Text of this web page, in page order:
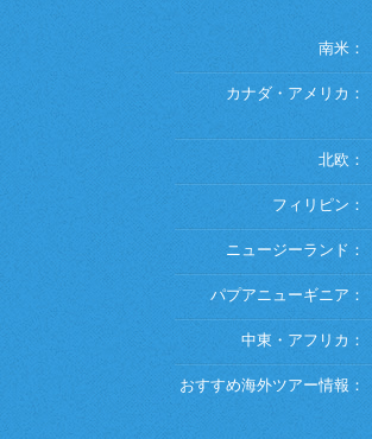
南米：
カナダ・アメリカ：
北欧：
フィリピン：
ニュージーランド：
パプアニューギニア：
中東・アフリカ：
おすすめ海外ツアー情報：